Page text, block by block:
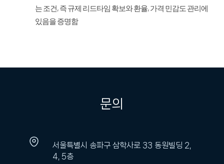
는 조건, 즉 규제 리드타임 확보와 환율, 가격 민감도 관리에
있음을 증명함
문의
서울특별시 송파구 삼학사로 33 동원빌딩 2,
4, 5층